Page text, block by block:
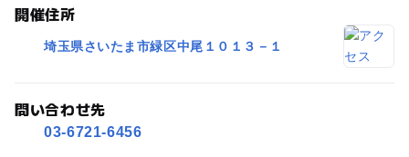
開催住所
埼玉県さいたま市緑区中尾１０１３－１
問い合わせ先
03-6721-6456